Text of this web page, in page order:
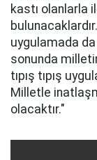
kastı olanlarla
uygulamada
sonunda
tıpış tıpış
Milletle
olacaktır."